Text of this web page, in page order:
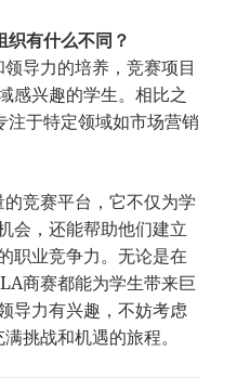
有什么不同？
导力的培养，竞赛项目
感兴趣的学生。相比之
注于特定领域如市场营销
竞赛平台，它不仅为学
会，还能帮助他们建立
职业竞争力。无论是在
商赛都能为学生带来巨
导力有兴趣，不妨考虑
挑战和机遇的旅程。